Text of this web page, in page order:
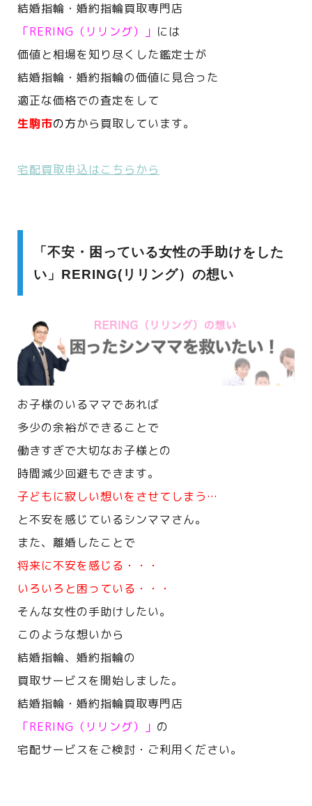
結婚指輪・婚約指輪買取専門店
「RERING（リリング）」 には
価値と相場を知り尽くした鑑定士が
結婚指輪・婚約指輪の価値に見合った
適正な価格での査定をして
生駒市の方から買取しています。
宅配買取申込はこちらから
「不安・困っている女性の手助けをした
い」RERING(リリング）の想い
お子様のいるママであれば
多少の余裕ができることで
働きすぎで大切なお子様との
時間減少回避もできます。
子どもに寂しい想いをさせてしまう…
と不安を感じているシンママさん。
また、離婚したことで
将来に不安を感じる・・・
いろいろと困っている・・・
そんな女性の手助けしたい。
このような想いから
結婚指輪、婚約指輪の
買取サービスを開始しました。
結婚指輪・婚約指輪買取専門店
「RERING（リリング）」 の
宅配サービスをご検討・ご利用ください。